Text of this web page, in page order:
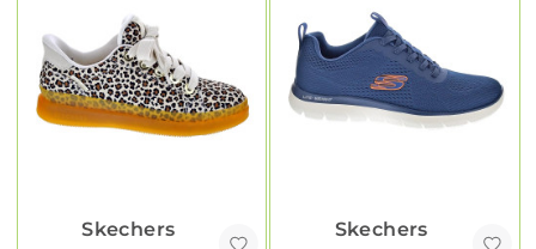
Skechers Skechers